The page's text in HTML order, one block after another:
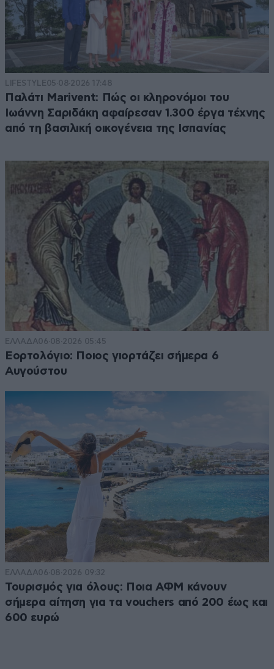
LIFESTYLE05·08·2026 17:48
Παλάτι Marivent: Πώς οι κληρονόμοι του
Ιωάννη Σαριδάκη αφαίρεσαν 1.300 έργα τέχνης
από τη βασιλική οικογένεια της Ισπανίας
ΕΛΛΑΔΑ06·08·2026 05:45
Εορτολόγιο: Ποιος γιορτάζει σήμερα 6
Αυγούστου
ΕΛΛΑΔΑ06·08·2026 09:32
Τουρισμός για όλους: Ποια ΑΦΜ κάνουν
σήμερα αίτηση για τα vouchers από 200 έως και
600 ευρώ